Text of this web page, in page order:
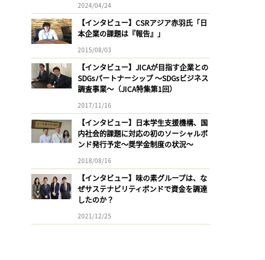
2024/04/24
【インタビュー】CSRアジア赤羽氏「日
本企業の課題は『報告』」
2015/08/03
【インタビュー】JICAが目指す企業との
SDGsパートナーシップ 〜SDGsビジネス
調査事業〜（JICA特集第1回）
2017/11/16
【インタビュー】日本学生支援機構、国
内社会的課題に対応の初のソーシャルボ
ンド発行予定〜奨学金制度の状況〜
2018/08/16
【インタビュー】味の素グループは、な
ぜサステナビリティボンドで資金を調達
したのか？
2021/12/25